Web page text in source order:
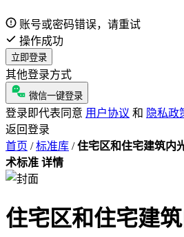
账号或密码错误，请重试
操作成功
立即登录
其他登录方式
微信一键登录
登录即代表同意 用户协议 和 隐私政
返回登录
首页 / 标准库 / 住宅区和住宅建筑内
术标准 详情
住宅区和住宅建